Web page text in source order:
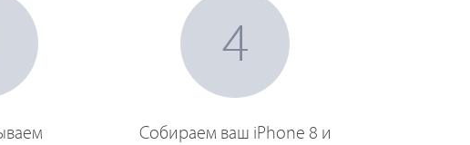
4
Собираем ваш iPhone 8 и